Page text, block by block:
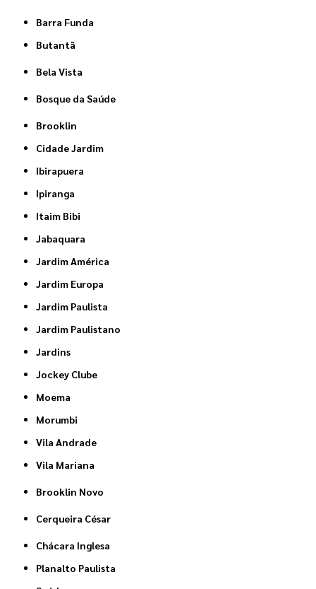
Barra Funda
Butantã
Bela Vista
Bosque da Saúde
Brooklin
Cidade Jardim
Ibirapuera
Ipiranga
Itaim Bibi
Jabaquara
Jardim América
Jardim Europa
Jardim Paulista
Jardim Paulistano
Jardins
Jockey Clube
Moema
Morumbi
Vila Andrade
Vila Mariana
Brooklin Novo
Cerqueira César
Chácara Inglesa
Planalto Paulista